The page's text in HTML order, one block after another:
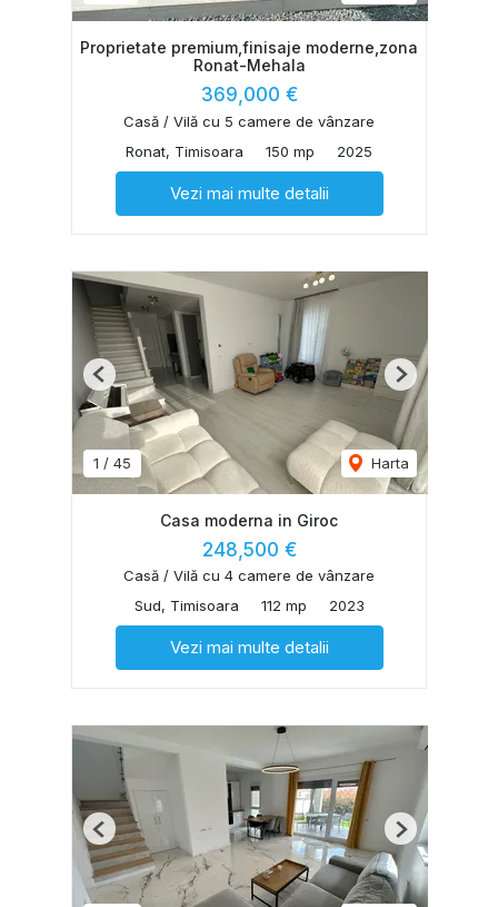
Proprietate premium,finisaje moderne,zona
Ronat-Mehala
369,000 €
Casă / Vilă cu 5 camere de vânzare
Ronat, Timisoara
150 mp 2025
Vezi mai multe detalii
1 / 45 Harta
Previous Next
Casa moderna in Giroc
248,500 €
Casă / Vilă cu 4 camere de vânzare
Sud, Timisoara
112 mp 2023
Vezi mai multe detalii
Previous Next